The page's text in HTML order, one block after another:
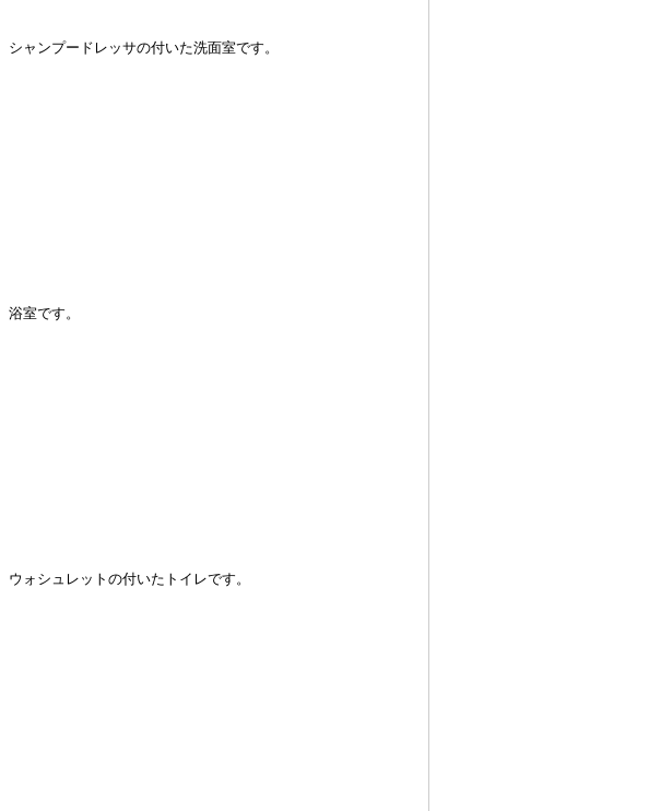
シャンプードレッサの付いた洗面室です。
浴室です。
ウォシュレットの付いたトイレです。